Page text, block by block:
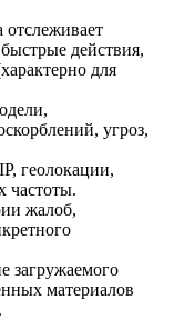
действия,
для
угроз,
геолокации,
частоты.
жалоб,
загружаемого
материалов